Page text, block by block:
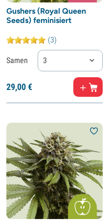
Gushers (Royal Queen
Seeds) feminisiert
(3)
Samen 3
29,00€